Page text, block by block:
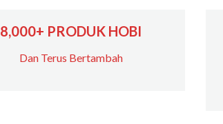
8,000+ PRODUK HOBI
Dan Terus Bertambah